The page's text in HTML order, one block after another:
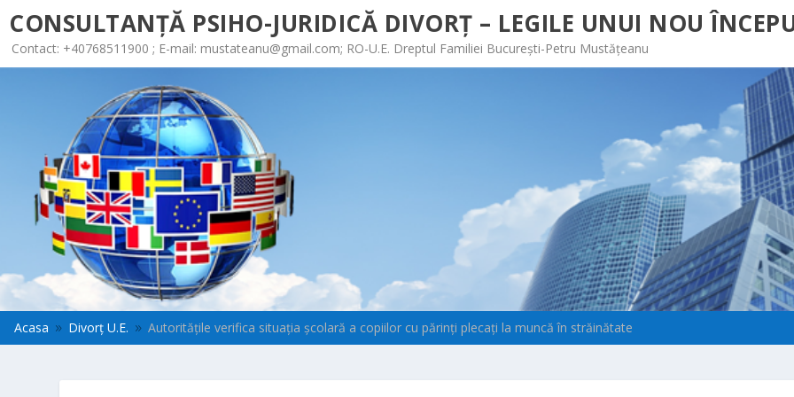
CONSULTANȚĂ PSIHO-JURIDICĂ DIVORȚ – LEGILE UNUI NOU
Contact: +40768511900 ; E-mail: mustateanu@gmail.com; RO-U.E. Dreptul Familiei București-Petru Mustățeanu
Acasa 9 Divorț U.E. 9 Autorităţile verifica situaţia şcolară a copiilor cu părinţi plecaţi la muncă în străinătate